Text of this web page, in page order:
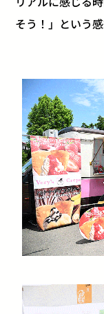
そう！」という